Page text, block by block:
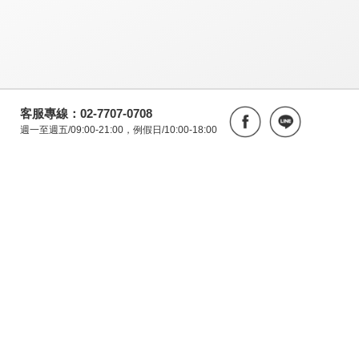
客服專線：02-7707-0708
週一至週五/09:00-21:00，例假日/10:00-18:00